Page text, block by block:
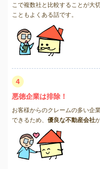
こで複数社と比較することが大
こともよくある話です。
4
悪徳企業は排除！
お客様からのクレームの多い企
できるため、 優良な不動産会社